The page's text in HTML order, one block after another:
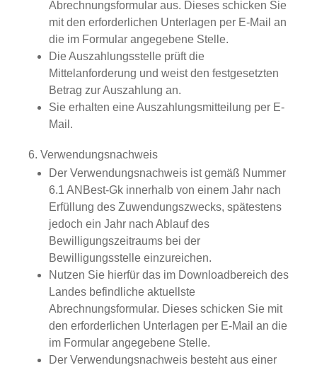
Abrechnungsformular aus. Dieses schicken Sie
mit den erforderlichen Unterlagen per E-Mail an
die im Formular angegebene Stelle.
Die Auszahlungsstelle prüft die
Mittelanforderung und weist den festgesetzten
Betrag zur Auszahlung an.
Sie erhalten eine Auszahlungsmitteilung per E-
Mail.
6. Verwendungsnachweis
Der Verwendungsnachweis ist gemäß Nummer
6.1 ANBest-Gk innerhalb von einem Jahr nach
Erfüllung des Zuwendungszwecks, spätestens
jedoch ein Jahr nach Ablauf des
Bewilligungszeitraums bei der
Bewilligungsstelle einzureichen.
Nutzen Sie hierfür das im Downloadbereich des
Landes befindliche aktuellste
Abrechnungsformular. Dieses schicken Sie mit
den erforderlichen Unterlagen per E-Mail an die
im Formular angegebene Stelle.
Der Verwendungsnachweis besteht aus einer